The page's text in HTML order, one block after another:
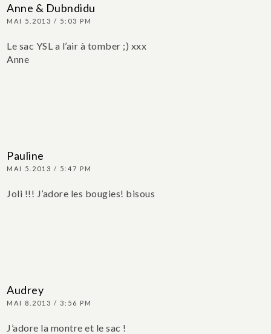
Anne & Dubndidu
MAI 5.2013 / 5:03 PM
Le sac YSL a l’air à tomber ;) xxx
Anne
Pauline
MAI 5.2013 / 5:47 PM
Joli !!! J’adore les bougies! bisous
Audrey
MAI 8.2013 / 3:56 PM
J’adore la montre et le sac !